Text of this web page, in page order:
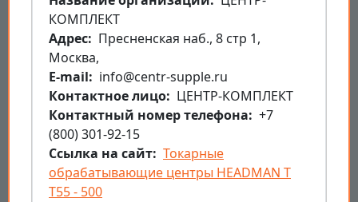
КОМПЛЕКТ
Aдрес
Пресненская наб., 8 стр 1,
Москва,
E-mail
info@centr-supple.ru
Контактное лицо
ЦЕНТР-КОМПЛЕКТ
Контактный номер телефона
+7
(800) 301-92-15
Ссылка на сайт Токарные
обрабатывающие центры HEADMAN Т
T55 - 500